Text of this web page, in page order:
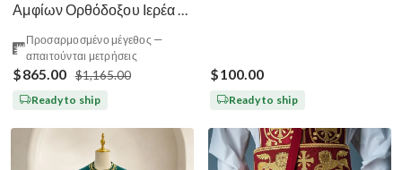
Αμφίων Ορθόδοξου Ιερέα —
Προσαρμοσμένο μέγεθος —
απαιτούνται μετρήσεις
$865.00 $1,165.00
Ready to ship
$100.00
Ready to ship